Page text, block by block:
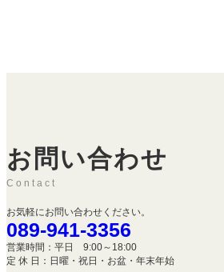
お問い合わせ
Contact
お気軽にお問い合わせください。
089-941-3356
営業時間：平日 9:00～18:00
定 休 日：日曜・祝日・お盆・年末年始